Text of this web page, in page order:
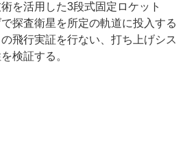
を活用した3段式固定ロケット
探査衛星を所定の軌道に投入する
飛行実証を行ない、打ち上げシス
検証する。